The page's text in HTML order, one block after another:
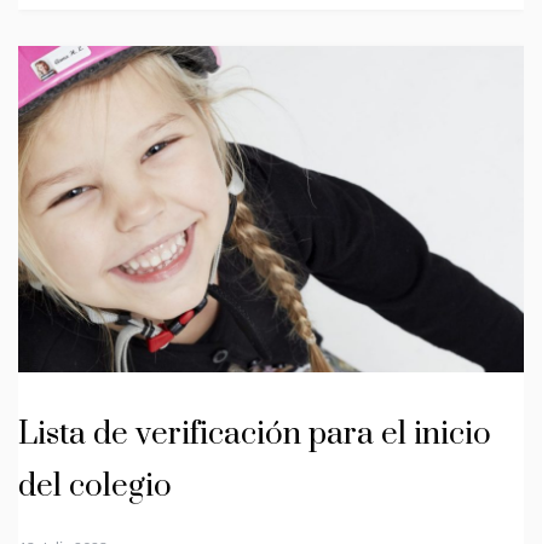
Lista de verificación para el inicio
del colegio